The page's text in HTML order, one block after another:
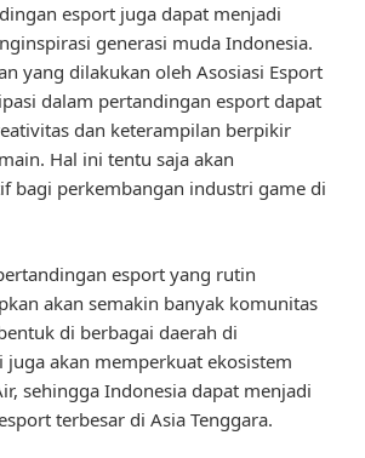
esport juga dapat menjadi
generasi muda Indonesia.
yang dilakukan oleh Asosiasi Esport
dalam pertandingan esport dapat
dan keterampilan berpikir
Hal ini tentu saja akan
bagi perkembangan industri game di
esport yang rutin
akan semakin banyak komunitas
di berbagai daerah di
juga akan memperkuat ekosistem
sehingga Indonesia dapat menjadi
terbesar di Asia Tenggara.